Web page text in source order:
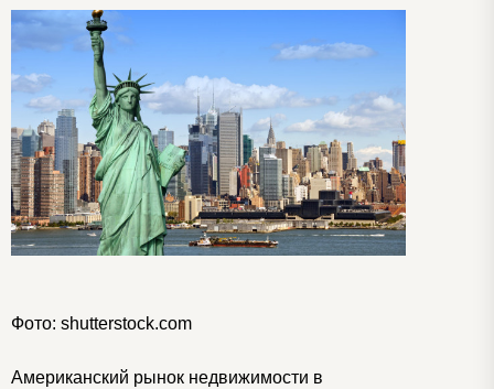
Фото: shutterstock.com
Американский рынок недвижимости в